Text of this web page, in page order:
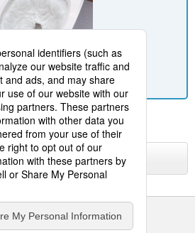
トップページへ
たって
クッキーポリシー
パナソニック ホールディングス